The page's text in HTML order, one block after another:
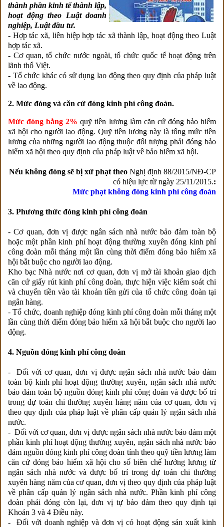
thành phần kinh tế thành lập,
hoạt động theo Luật doanh
nghiệp, Luật đầu tư.
- Hợp tác xã, liên hiệp hợp tác xã thành lập, hoạt động theo Luật
hợp tác xã.
- Cơ quan, tổ chức nước ngoài, tổ chức quốc tế hoạt động trên
lãnh thổ Việt.
- Tổ chức khác có sử dụng lao động theo quy định của pháp luật
về lao động.
2. Mức đóng và căn cứ đóng kinh phí công đoàn.
Mức đóng bằng 2% quỹ tiền lương làm căn cứ đóng bảo hiểm
xã hội cho người lao động. Quỹ tiền lương này là tổng mức tiền
lương của những người lao động thuộc đối tượng phải đóng bảo
hiểm xã hội theo quy định của pháp luật về bảo hiểm xã hội.
Nếu không đóng sẽ bị xử phạt theo Nghị định 88/2015/NĐ-CP
có hiệu lực từ ngày 25/11/2015.:
Mức phạt không đóng kinh phí công đoàn
3. Phương thức đóng kinh phí công đoàn
- Cơ quan, đơn vị được ngân sách nhà nước bảo đảm toàn bộ
hoặc một phần kinh phí hoạt động thường xuyên đóng kinh phí
công đoàn mỗi tháng một lần cùng thời điểm đóng bảo hiểm xã
hội bắt buộc cho người lao động.
Kho bạc Nhà nước nơi cơ quan, đơn vị mở tài khoản giao dịch
căn cứ giấy rút kinh phí công đoàn, thực hiện việc kiểm soát chi
và chuyển tiền vào tài khoản tiền gửi của tổ chức công đoàn tại
ngân hàng.
- Tổ chức, doanh nghiệp đóng kinh phí công đoàn mỗi tháng một
lần cùng thời điểm đóng bảo hiểm xã hội bắt buộc cho người lao
động.
4. Nguồn đóng kinh phí công đoàn
- Đối với cơ quan, đơn vị được ngân sách nhà nước bảo đảm
toàn bộ kinh phí hoạt động thường xuyên, ngân sách nhà nước
bảo đảm toàn bộ nguồn đóng kinh phí công đoàn và được bố trí
trong dự toán chi thường xuyên hàng năm của cơ quan, đơn vị
theo quy định của pháp luật về phân cấp quản lý ngân sách nhà
nước.
- Đối với cơ quan, đơn vị được ngân sách nhà nước bảo đảm một
phần kinh phí hoạt động thường xuyên, ngân sách nhà nước bảo
đảm nguồn đóng kinh phí công đoàn tính theo quỹ tiền lương làm
căn cứ đóng bảo hiểm xã hội cho số biên chế hưởng lương từ
ngân sách nhà nước và được bố trí trong dự toán chi thường
xuyên hàng năm của cơ quan, đơn vị theo quy định của pháp luật
về phân cấp quản lý ngân sách nhà nước. Phần kinh phí công
đoàn phải đóng còn lại, đơn vị tự bảo đảm theo quy định tại
Khoản 3 và 4 Điều này.
- Đối với doanh nghiệp và đơn vị có hoạt động sản xuất kinh